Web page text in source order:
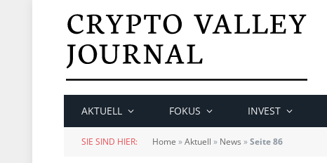
AKTUELL FOKUS INVEST
SIE SIND HIER: Home »Aktuell » News »Seite 86